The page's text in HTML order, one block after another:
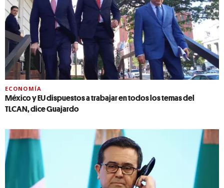
ECONOMÍA
México y EU dispuestos a trabajar en todos los temas del
TLCAN, dice Guajardo